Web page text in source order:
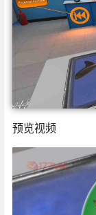
预览视频